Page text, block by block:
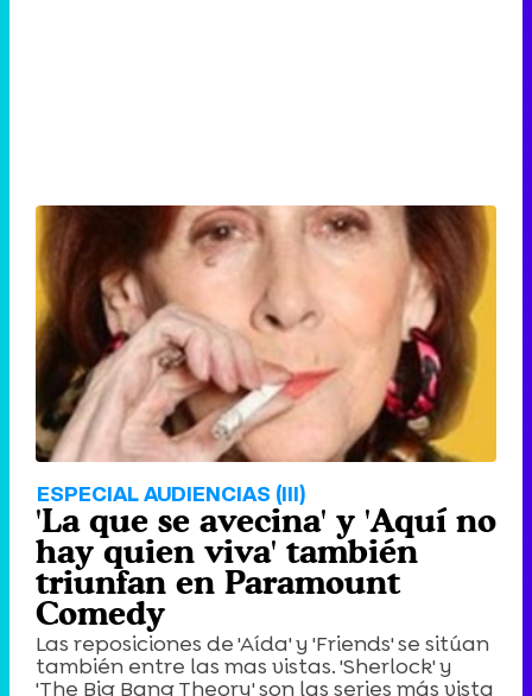
ESPECIAL AUDIENCIAS (III)
'La que se avecina' y 'Aquí no
hay quien viva' también
triunfan en Paramount
Comedy
Las reposiciones de 'Aída' y 'Friends' se sitúan
también entre las mas vistas. 'Sherlock' y
'The Big Bang Theory' son las series más vista